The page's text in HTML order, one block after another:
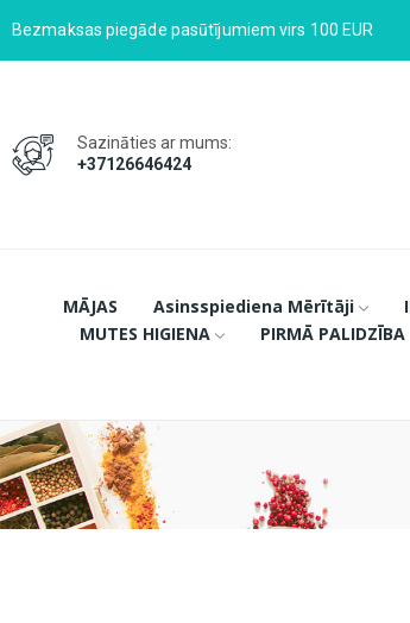
Bezmaksas piegāde pasūtījumiem virs 100 EUR
Sazināties ar mums:
+37126646424
MĀJAS Asinsspiediena Mērītāji
MUTES HIGIENA
PIRMĀ PALIDZĪBA